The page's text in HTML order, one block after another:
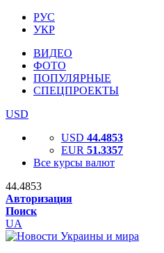
РУС
УКР
ВИДЕО
ФОТО
ПОПУЛЯРНЫЕ
СПЕЦПРОЕКТЫ
USD
USD 44.4853
EUR 51.3357
Все курсы валют
44.4853
Авторизация
Поиск
UA